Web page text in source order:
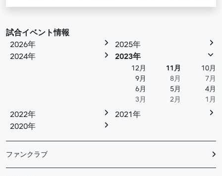
試合イベント情報
2026年
2025年
2024年
2023年
12月 11月
10月
9月
8月
7月
6月
5月
4月
3月
2月 1月
2022年
2021年
2020年
ファンクラブ